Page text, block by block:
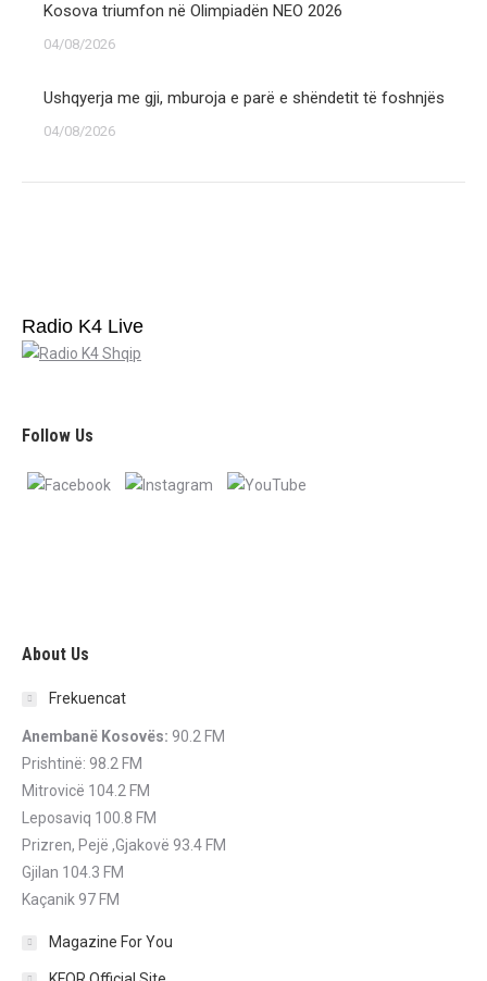
Kosova triumfon në Olimpiadën NEO 2026
04/08/2026
Ushqyerja me gji, mburoja e parë e shëndetit të foshnjës
04/08/2026
Radio K4 Live
Follow Us
About Us
Frekuencat
Anembanë Kosovës: 90.2 FM
Prishtinë: 98.2 FM
Mitrovicë 104.2 FM
Leposaviq 100.8 FM
Prizren, Pejë ,Gjakovë 93.4 FM
Gjilan 104.3 FM
Kaçanik 97 FM
Magazine For You